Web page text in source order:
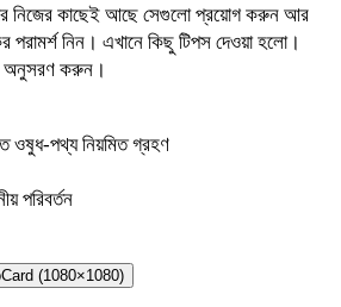
নিজের কাছেই আছে সেগুলো প্রয়োগ করুন আর
পরামর্শ নিন। এখানে কিছু টিপস দেওয়া হলো।
অনুসরণ করুন।
ওষুধ-পথ্য নিয়মিত গ্রহণ
পরিবর্তন
(1080×1080)